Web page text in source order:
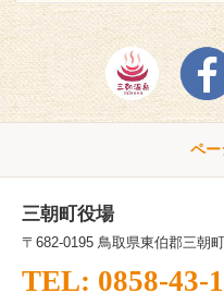
ペー
三朝町役場
〒682-0195 鳥取県東伯郡三朝
TEL: 0858-43-